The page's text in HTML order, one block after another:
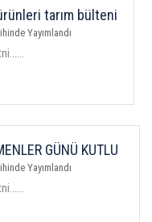
tarım bülteni
Yayımlandı
GÜNÜ KUTLU
Yayımlandı